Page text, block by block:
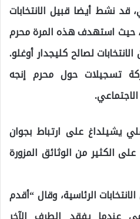
نشط أيضا قبيل الانتخابات
حيث استهدف هذه المرة محرم
لصالح كليجدار أوغلو.
تسجيلات حول محرم إنجه
يشيلداغ على ارتباط بجوان
على الكثير من الوثائق المزورة
الرئاسية، وقال “أقدم